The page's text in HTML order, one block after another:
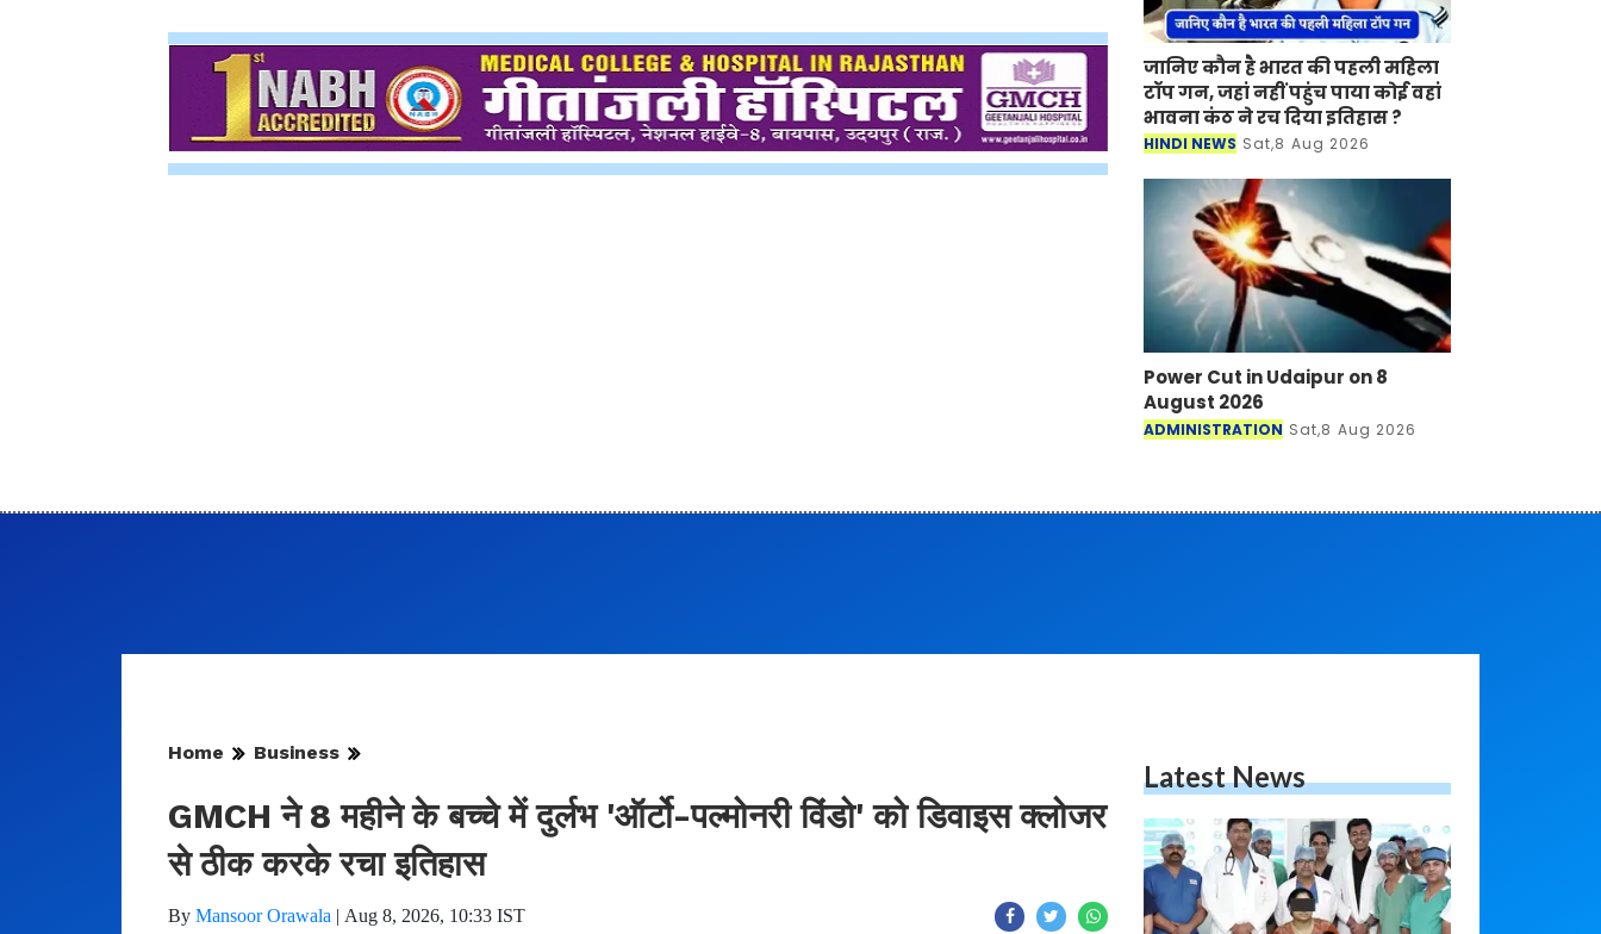
जानिए कौन है भारत की पहली महिला
टॉप गन, जहां नहीं पहुंच पाया कोई वहां
भावना कंठ ने रच दिया इतिहास ?
HINDI NEWS Sat,8 Aug 2026
Power Cut in Udaipur on 8
August 2026
ADMINISTRATION Sat,8 Aug 2026
Home Business
GMCH ने 8 महीने के बच्चे में दुर्लभ 'ऑर्टो-पल्मोनरी विंडो' को डिवाइस क्लोजर
से ठीक करके रचा इतिहास
By Mansoor Orawala | Aug 8, 2026, 10:33 IST
Latest News